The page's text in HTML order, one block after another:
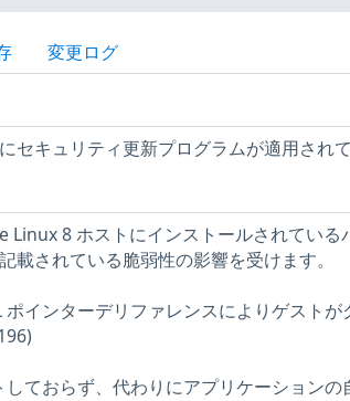
変更ログ
セキュリティ更新プログラムが適用されて
8 ホストにインストールされている
載されている脆弱性の影響を受けます。
インターデリファレンスによりゲストが
ておらず、代わりにアプリケーションの